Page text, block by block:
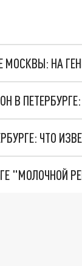
МОСКВЫ: НА
В
ЧТО